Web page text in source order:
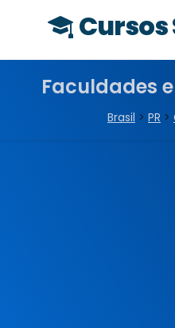
Faculdades
Brasil > PR >